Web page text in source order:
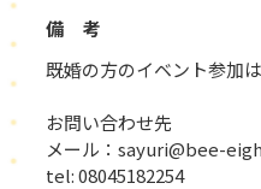
備 考
既婚の方のイベント参加
お問い合わせ先
メール：sayuri@bee-
tel: 08045182254